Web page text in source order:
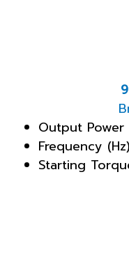
Output Power
Frequency
Starting